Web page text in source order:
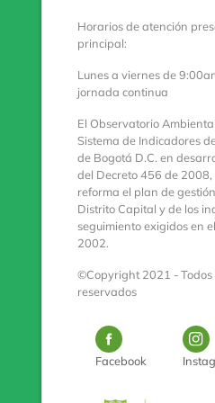
Horarios de atención
principal:
Lunes a viernes de
jornada continua
El Observatorio
Sistema de Indicadores
de Bogotá D.C. en
del Decreto 456 de 2008,
reforma el plan de
Distrito Capital y de los
seguimiento exigidos en
2002.
©Copyright 2021 - Todos
reservados
Facebook Logo